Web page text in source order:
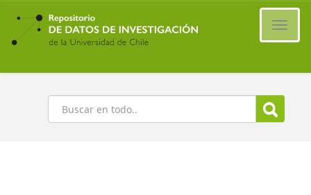
Ir
contenido
principal
Buscar